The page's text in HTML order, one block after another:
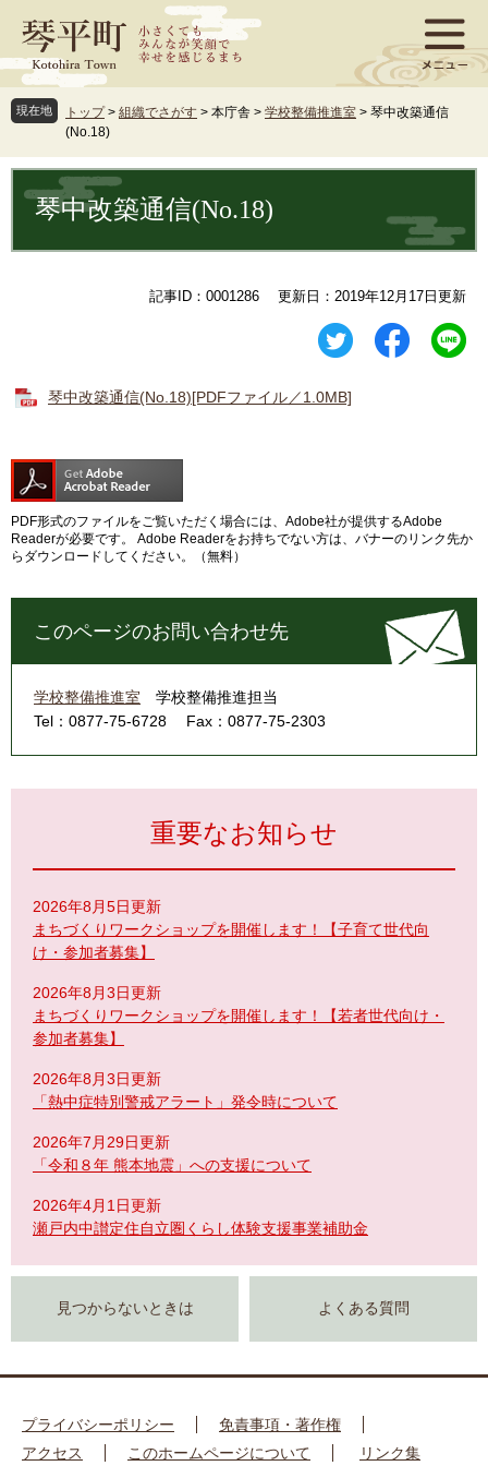
ジ
先
頭
す
ュ
を
飛
し
現在地 トップ > 組織でさがす > 本庁舎 > 学校整備推進室 > 琴中改築通信
(No.18)
文 琴中改築通信(No.18)
記事ID：0001286 更新日：2019年12月17日更新
琴中改築通信(No.18)[PDFファイル／1.0MB]​
PDF形式のファイルをご覧いただく場合には、Adobe社が提供するAdobe
Readerが必要です。
Adobe Readerをお持ちでない方は、バナーのリンク先か
らダウンロードしてください。（無料）
このページのお問い合わせ先
学校整備推進室
学校整備推進担当
Tel：0877-75-6728
Fax：0877-75-2303
重要なお知らせ
2026年8月5日更新
まちづくりワークショップを開催します！【子育て世代向
け・参加者募集】
2026年8月3日更新
まちづくりワークショップを開催します！【若者世代向け・
参加者募集】
2026年8月3日更新
「熱中症特別警戒アラート」発令時について
2026年7月29日更新
「令和８年 熊本地震」への支援について
2026年4月1日更新
瀬戸内中讃定住自立圏くらし体験支援事業補助金
見つからないときは よくある質問
プライバシーポリシー
免責事項・著作権
アクセス
このホームページについて リンク集